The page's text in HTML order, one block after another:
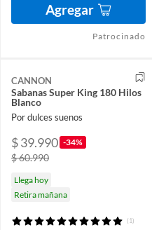
Agregar
Patrocinado
CANNON
Sabanas Super King 180 Hilos
Blanco
Por dulces suenos
$ 39.990 -34%
$ 60.990
Llega hoy
Retira mañana
(1)